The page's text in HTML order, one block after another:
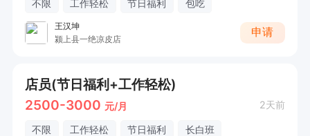
不限 工作轻松 节日福利 包吃
王汉坤
颍上县一绝凉皮店
申请
店员(节日福利+工作轻松)
2500-3000 元/月 2天前
不限 工作轻松 节日福利 长白班